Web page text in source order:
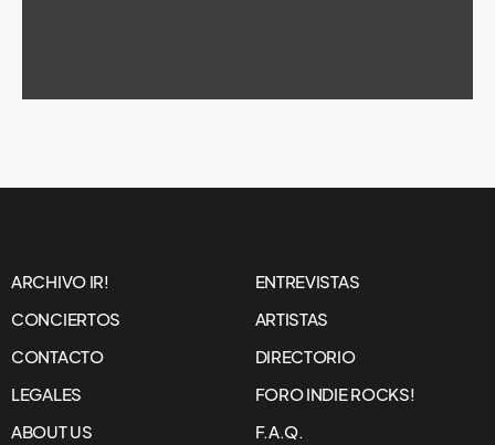
ARCHIVO IR!
ENTREVISTAS
CONCIERTOS
ARTISTAS
CONTACTO
DIRECTORIO
LEGALES
FORO INDIE ROCKS!
ABOUT US
F.A.Q.